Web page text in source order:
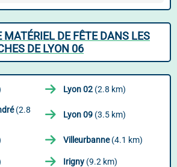
MATÉRIEL DE FÊTE DANS LES
DE LYON 06
Lyon 02 (2.8 km)
(2.8
Lyon 09 (3.5 km)
Villeurbanne(4.1 km)
Irigny (9.2 km)